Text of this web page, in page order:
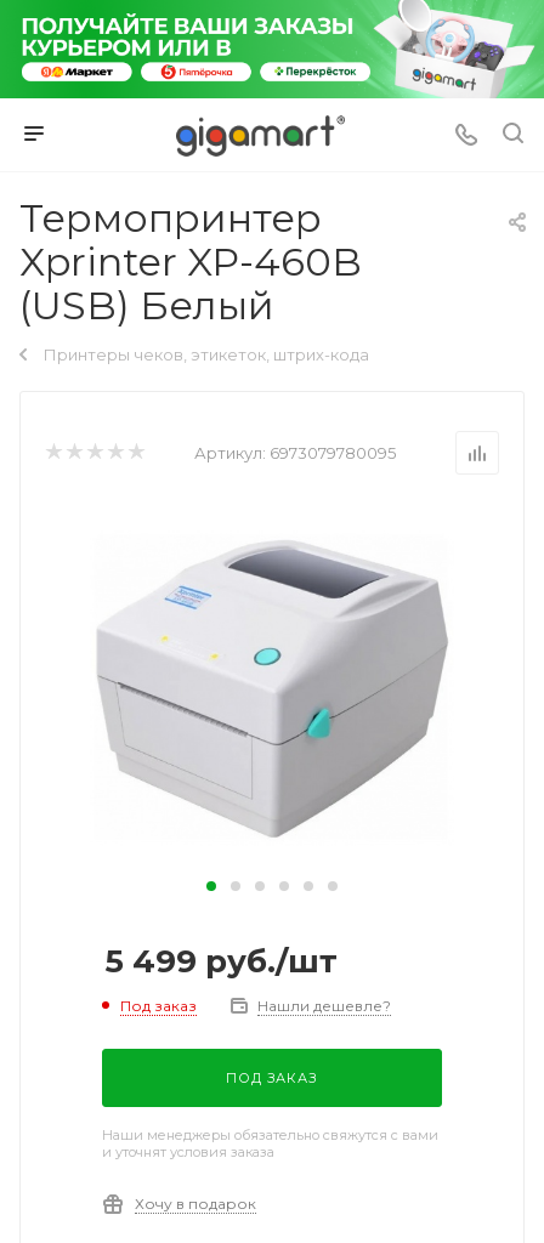
Термопринтер
Xprinter XP-460B
(USB) Белый
Принтеры чеков, этикеток, штрих-кода
Артикул: 6973079780095
5 499 руб./шт
Под заказ Нашли дешевле?
ПОД ЗАКАЗ
Наши менеджеры обязательно свяжутся с вами
и уточнят условия заказа
Хочу в подарок